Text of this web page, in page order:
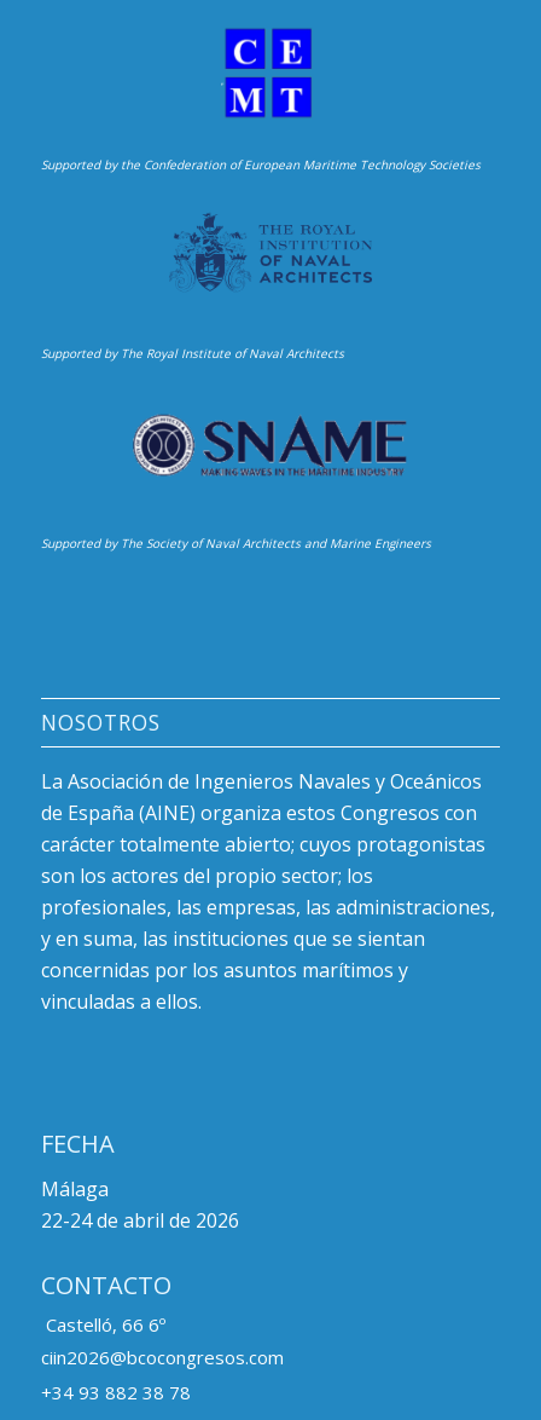
Supported by the Confederation of European Maritime Technology Societies
Supported by The Royal Institute of Naval Architects
Supported by The Society of Naval Architects and Marine Engineers
NOSOTROS
La Asociación de Ingenieros Navales y Oceánicos
de España (AINE) organiza estos Congresos con
carácter totalmente abierto; cuyos protagonistas
son los actores del propio sector; los
profesionales, las empresas, las administraciones,
y en suma, las instituciones que se sientan
concernidas por los asuntos marítimos y
vinculadas a ellos.
FECHA
Málaga
22-24 de abril de 2026
CONTACTO
Castelló, 66 6º
ciin2026@bcocongresos.com
+34 93 882 38 78